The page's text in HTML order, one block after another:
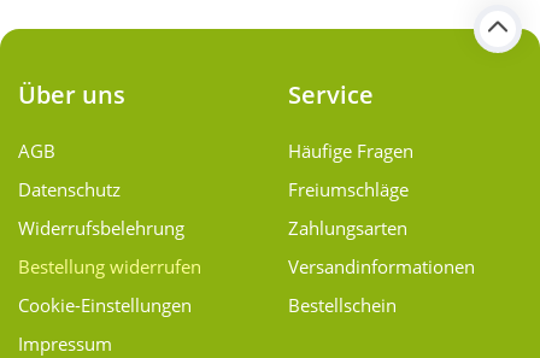
Über uns
AGB
Datenschutz
Widerrufsbelehrung
Bestellung widerrufen
Cookie-Einstellungen
Impressum
Service
Häufige Fragen
Freiumschläge
Zahlungsarten
Versand­informationen
Bestellschein